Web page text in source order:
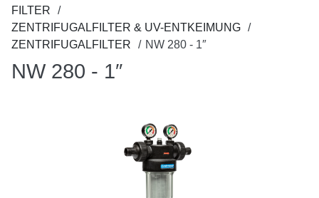
FILTER
ZENTRIFUGALFILTER & UV-ENTKEIMUNG
ZENTRIFUGALFILTER
NW 280 - 1″
NW 280 - 1″